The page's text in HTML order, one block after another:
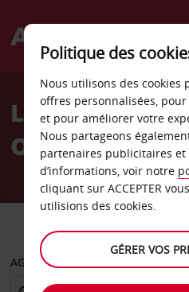
Welcome
AvisLocation de
Orvieto - Ville
AGENCE DE DÉPART
Politique des
Nous utilisons des cookies
offres personnalisées,
et pour améliorer votre
Nous partageons
partenaires publicitaires
d’informations, voir notre
cliquant sur ACCEPTER
utilisions des cookies.
GÉRER VOS